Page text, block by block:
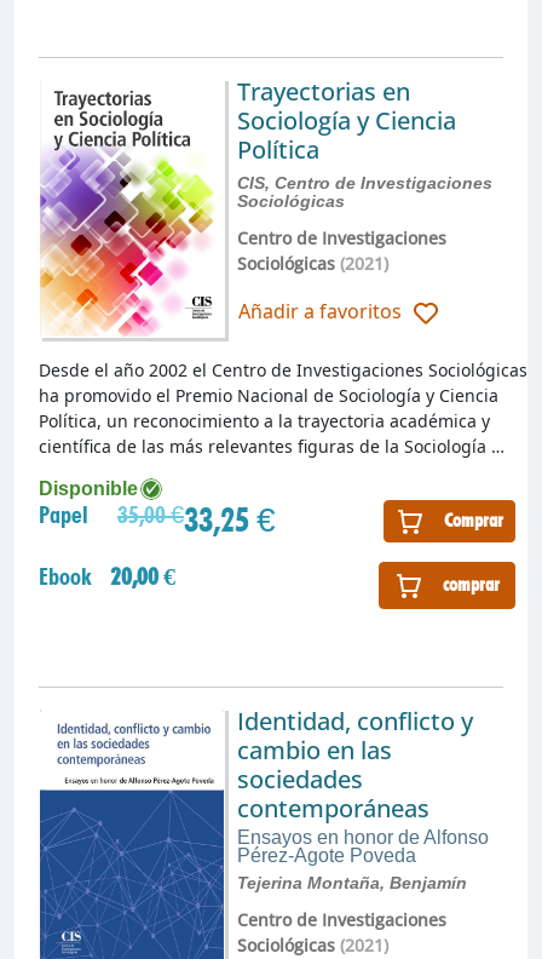
Trayectorias en
Sociología y Ciencia
Política
CIS, Centro de Investigaciones
Sociológicas
Centro de Investigaciones
Sociológicas(2021)
Añadir a favoritos
Disponible
Papel 35,00 €33,25 € Comprar
Ebook 20,00 € comprar
Desde el año 2002 el Centro de Investigaciones Sociológicas
ha promovido el Premio Nacional de Sociología y Ciencia
Política, un reconocimiento a la trayectoria académica y
científica de las más relevantes figuras de la Sociología …
Identidad, conflicto y
cambio en las
sociedades
contemporáneas
Ensayos en honor de Alfonso
Pérez-Agote Poveda
Tejerina Montaña, Benjamín
Centro de Investigaciones
Sociológicas(2021)